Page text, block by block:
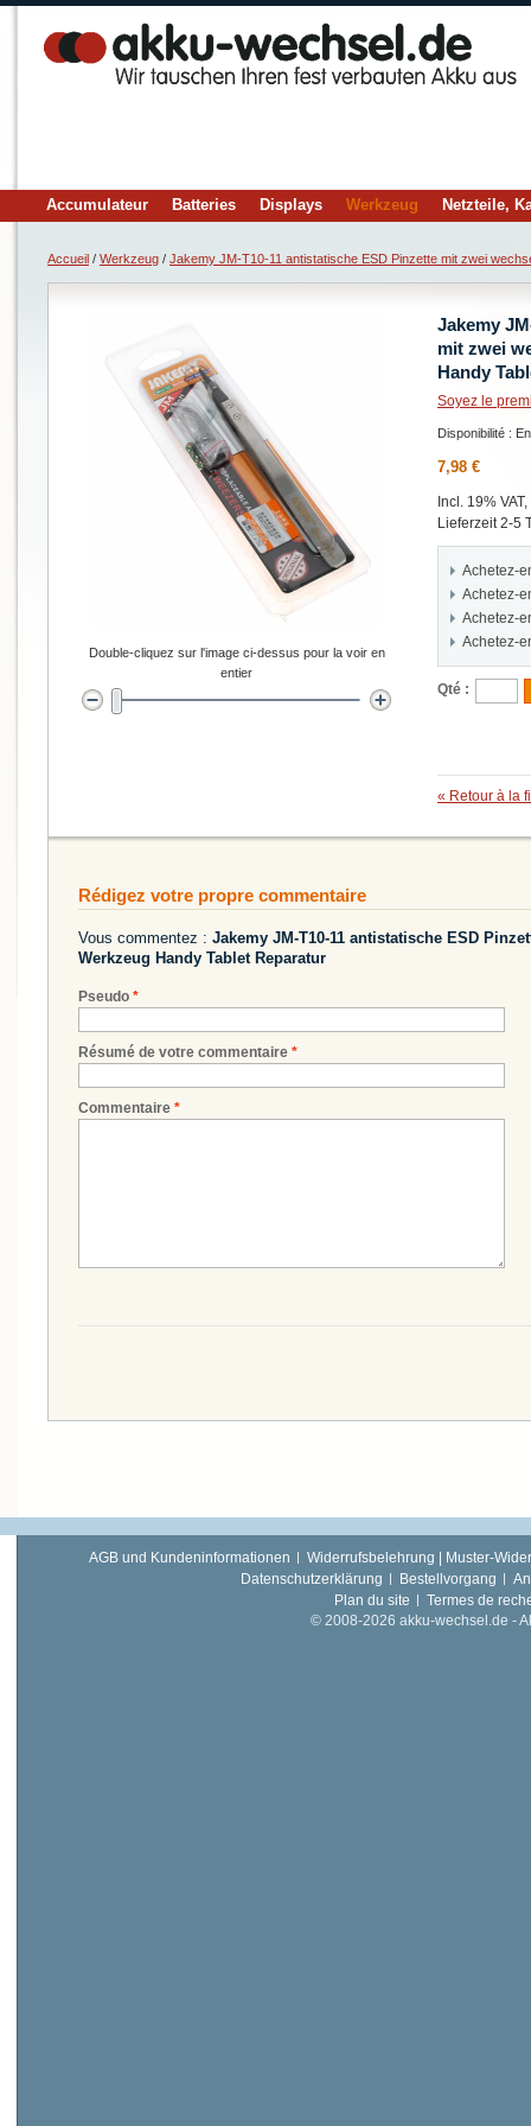
Accumulateur Batteries Displays Werkzeug Netzteile,
Accueil / Werkzeug / Jakemy JM-T10-11 antistatische ESD Pinzette mit zwei
Jakemy
mit zwei
Handy
Soyez le
Disponibilité :
7,98 €
Incl. 19%
Lieferzeit 2-5
Achetez-
Achetez-
Achetez-
Achetez-
Qté :
« Retour à la
Double-cliquez sur l'image ci-dessus pour la voir en
entier
Rédigez votre propre commentaire
Vous commentez : Jakemy JM-T10-11 antistatische ESD
Werkzeug Handy Tablet Reparatur
*
Pseudo
*
Résumé de votre commentaire
*
Commentaire
AGB und Kundeninformationen
Widerrufsbelehrung | Muster-
Datenschutzerklärung
Bestellvorgang
Plan du site
Termes de
© 2008-2026 akku-wechsel.de -